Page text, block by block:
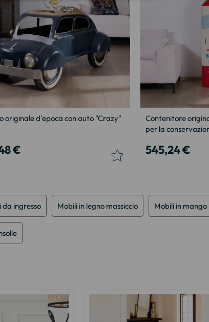
originale d'epoca con auto "Crazy"
€
Contenitore
per la
545,24 €
da ingresso Mobili in legno massiccio Mobili in mango